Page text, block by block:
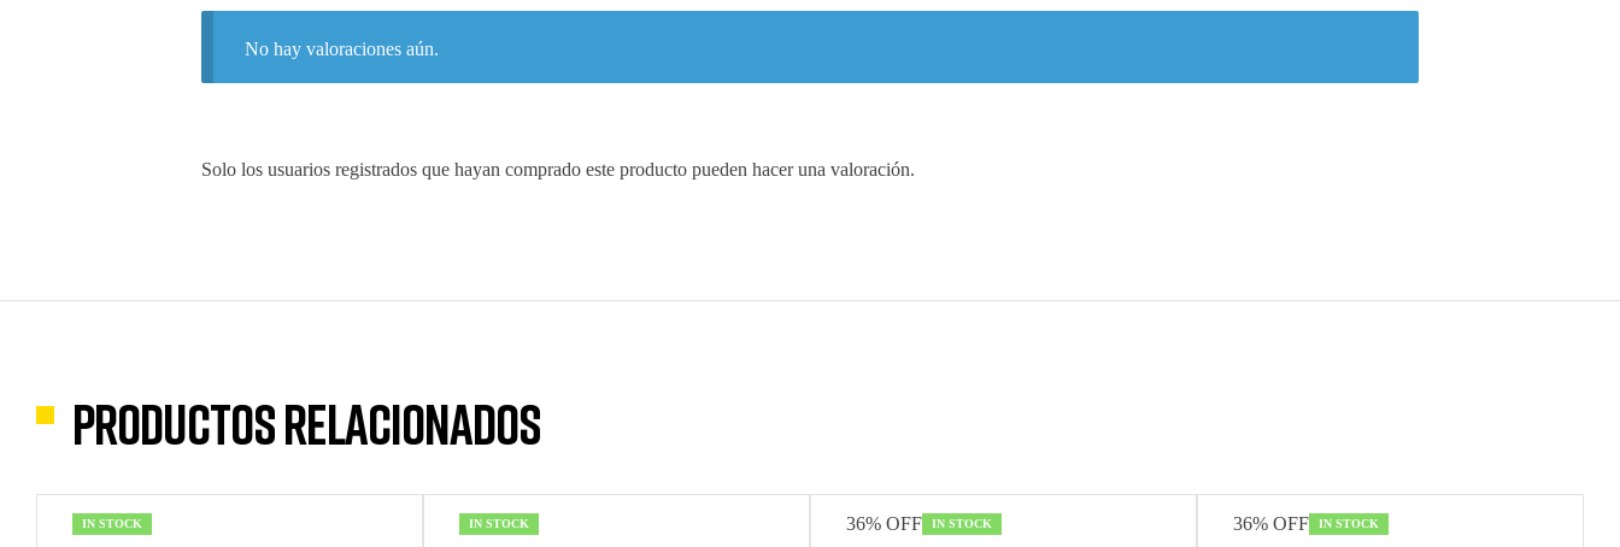
No hay valoraciones aún.
Solo los usuarios registrados que hayan comprado este producto pueden hacer una valoración.
Productos relacionados
IN STOCK IN STOCK 36% OFF IN STOCK 36% OFF IN STOCK